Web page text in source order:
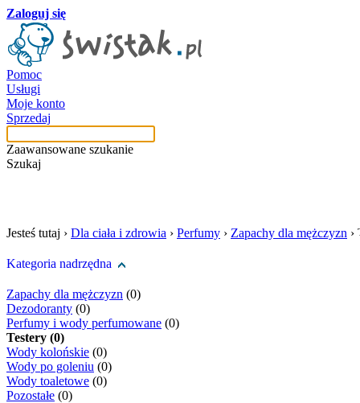
Zaloguj się
Pomoc
Usługi
Moje konto
Sprzedaj
Zaawansowane szukanie
Szukaj
Jesteś tutaj › Dla ciała i zdrowia › Perfumy › Zapachy dla mężczyzn ›
Kategoria nadrzędna
Zapachy dla mężczyzn (0)
Dezodoranty (0)
Perfumy i wody perfumowane (0)
Testery (0)
Wody kolońskie (0)
Wody po goleniu (0)
Wody toaletowe (0)
Pozostałe (0)